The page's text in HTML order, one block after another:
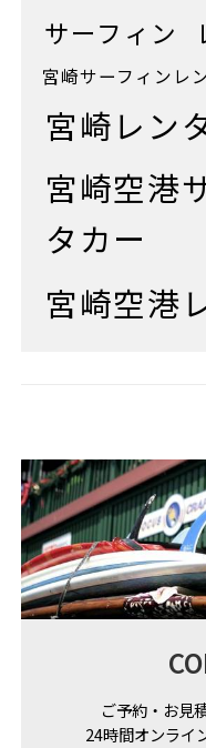
サーフィン
宮崎サーフィンレ
宮崎レン
宮崎空港
タカー
宮崎空港
ご予約・お見
24時間オンライ